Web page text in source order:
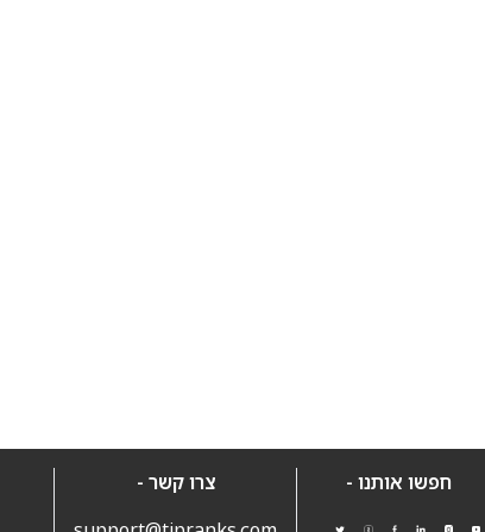
חפשו אותנו -
צרו קשר -